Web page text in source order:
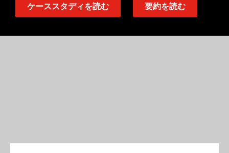
ケーススタディを読む 要約を読む